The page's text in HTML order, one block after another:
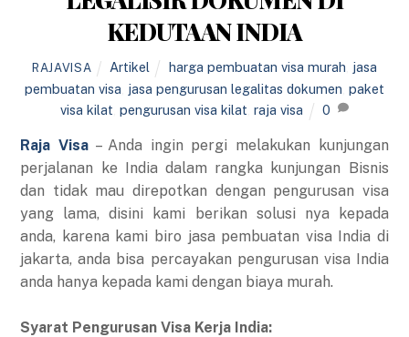
KEDUTAAN INDIA
RAJAVISA Artikel harga pembuatan visa murah jasa
pembuatan visa jasa pengurusan legalitas dokumen paket
visa kilat ,pengurusan visa kilat ,raja visa 0
Raja Visa – Anda ingin pergi melakukan kunjungan
perjalanan ke India dalam rangka kunjungan Bisnis
dan tidak mau direpotkan dengan pengurusan visa
yang lama, disini kami berikan solusi nya kepada
anda, karena kami biro jasa pembuatan visa India di
jakarta, anda bisa percayakan pengurusan visa India
anda hanya kepada kami dengan biaya murah.
Syarat Pengurusan Visa Kerja India: